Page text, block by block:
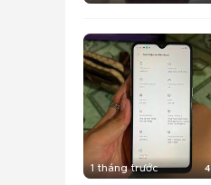
1 tháng trước 4